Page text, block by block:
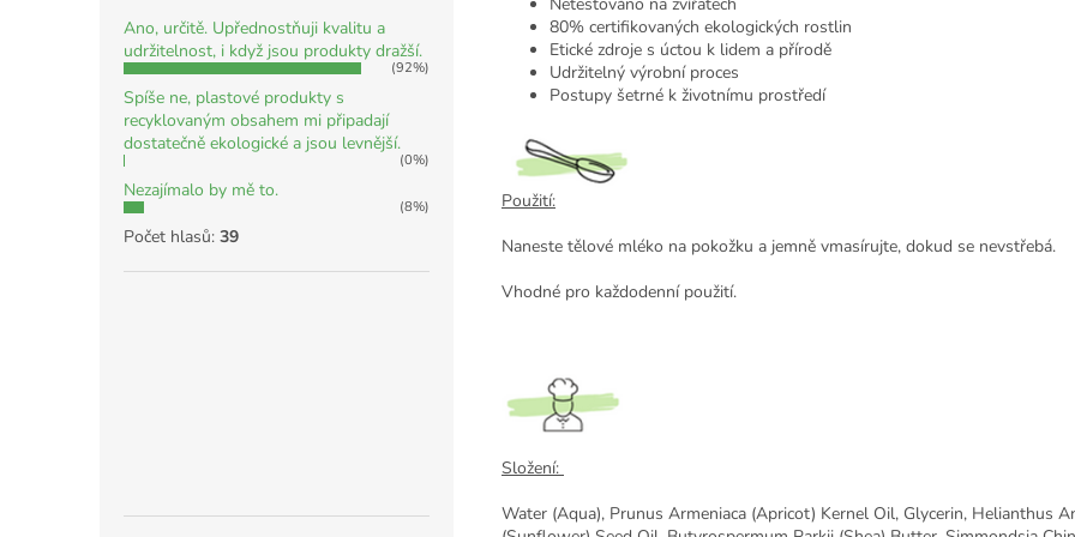
Ano, určitě. Upřednostňuji kvalitu a
udržitelnost, i když jsou produkty dražší.
(92%)
Spíše ne, plastové produkty s
recyklovaným obsahem mi připadají
dostatečně ekologické a jsou levnější.
(0%)
Nezajímalo by mě to.
(8%)
Počet hlasů: 39
80% certifikovaných ekologických rostlin
Etické zdroje s úctou k lidem a přírodě
Udržitelný výrobní proces
Postupy šetrné k životnímu prostředí
Použití:
Naneste tělové mléko na pokožku a jemně vmasírujte, dokud se nevstřebá.
Vhodné pro každodenní použití.
Složení:
Water (Aqua), Prunus Armeniaca (Apricot) Kernel Oil, Glycerin, Helianthus